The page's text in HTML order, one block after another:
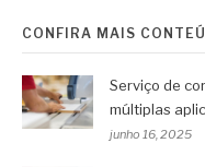
CONFIRA MAIS
Serviço de
múltiplas
junho 16, 2025